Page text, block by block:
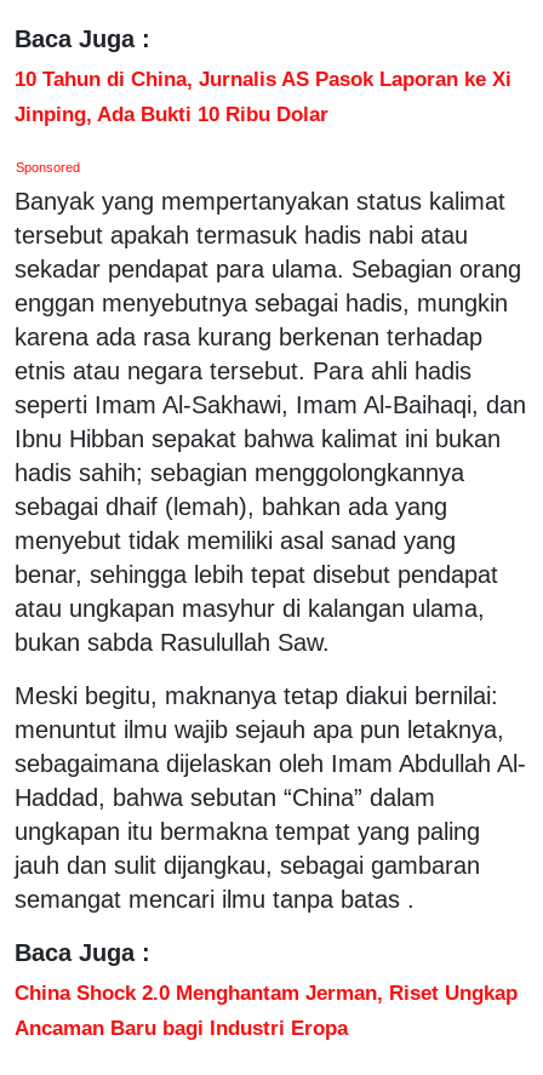
Baca Juga :
10 Tahun di China, Jurnalis AS Pasok Laporan ke Xi
Jinping, Ada Bukti 10 Ribu Dolar
Sponsored
Banyak yang mempertanyakan status kalimat
tersebut apakah termasuk hadis nabi atau
sekadar pendapat para ulama. Sebagian orang
enggan menyebutnya sebagai hadis, mungkin
karena ada rasa kurang berkenan terhadap
etnis atau negara tersebut. Para ahli hadis
seperti Imam Al-Sakhawi, Imam Al-Baihaqi, dan
Ibnu Hibban sepakat bahwa kalimat ini bukan
hadis sahih; sebagian menggolongkannya
sebagai dhaif (lemah), bahkan ada yang
menyebut tidak memiliki asal sanad yang
benar, sehingga lebih tepat disebut pendapat
atau ungkapan masyhur di kalangan ulama,
bukan sabda Rasulullah Saw.
Meski begitu, maknanya tetap diakui bernilai:
menuntut ilmu wajib sejauh apa pun letaknya,
sebagaimana dijelaskan oleh Imam Abdullah Al-
Haddad, bahwa sebutan “China” dalam
ungkapan itu bermakna tempat yang paling
jauh dan sulit dijangkau, sebagai gambaran
semangat mencari ilmu tanpa batas .
Baca Juga :
China Shock 2.0 Menghantam Jerman, Riset Ungkap
Ancaman Baru bagi Industri Eropa